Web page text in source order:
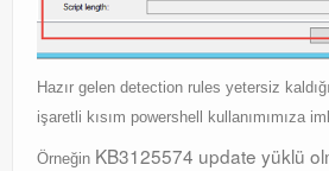
Hazır gelen detection rules yetersiz
işaretli kısım powershell kullanımımıza
Örneğin KB3125574 update yüklü